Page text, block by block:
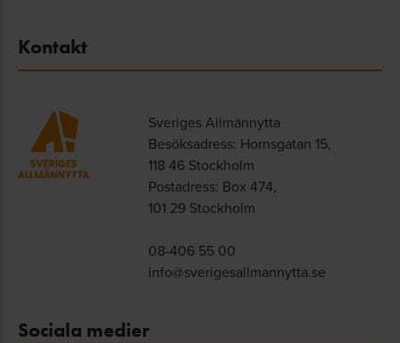
Kontakt
Sveriges Allmännytta
Besöksadress: Hornsgatan 15,
118 46 Stockholm
Postadress: Box 474,
101 29 Stockholm
08-406 55 00
info@sverigesallmannytta.se
Sociala medier